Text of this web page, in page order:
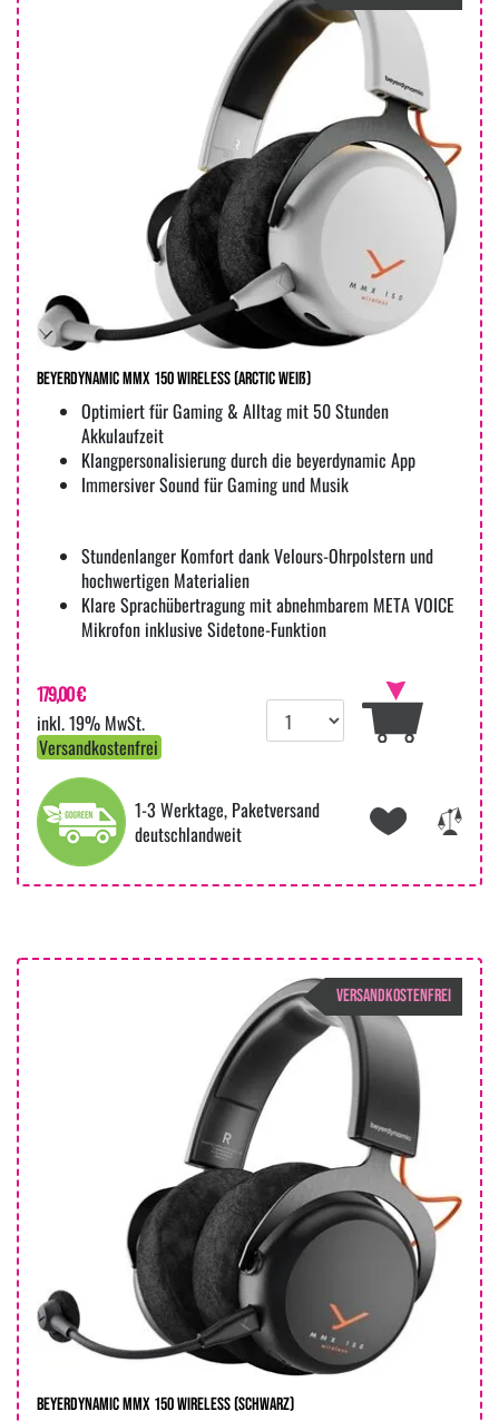
beyerdynamic MMX 150 Wireless (arctic weiß)
Optimiert für Gaming & Alltag mit 50 Stunden
Akkulaufzeit
Klangpersonalisierung durch die beyerdynamic App
Immersiver Sound für Gaming und Musik
Stundenlanger Komfort dank Velours-Ohrpolstern und
hochwertigen Materialien
Klare Sprachübertragung mit abnehmbarem META VOICE
Mikrofon inklusive Sidetone-Funktion
179,00 €
inkl. 19% MwSt.
Versandkostenfrei
1-3 Werktage, Paketversand
deutschlandweit
VERSANDKOSTENFREI
beyerdynamic MMX 150 Wireless (Schwarz)